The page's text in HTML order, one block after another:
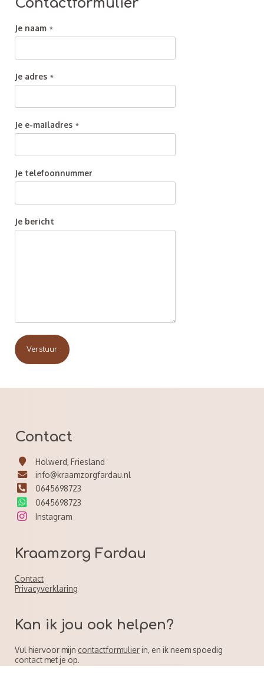
Contactformulier
Je naam
Je adres
Je e-mailadres
Je telefoonnummer
Je bericht
Contact
Holwerd, Friesland
info@kraamzorgfardau.nl
0645698723
0645698723
Instagram
Kraamzorg Fardau
Contact
Privacyverklaring
Kan ik jou ook helpen?
Vul hiervoor mijn contactformulierin, en ik neem spoedig
contact met je op.